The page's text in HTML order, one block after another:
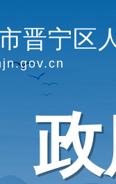
晋宁区